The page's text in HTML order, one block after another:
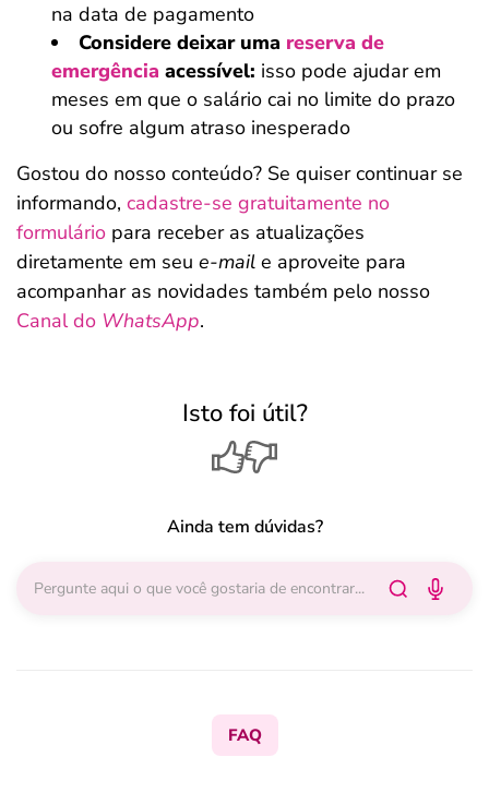
na data de pagamento
Considere deixar uma reserva de
emergência acessível: isso pode ajudar em
meses em que o salário cai no limite do prazo
ou sofre algum atraso inesperado
Gostou do nosso conteúdo? Se quiser continuar se
informando, cadastre-se gratuitamente no
formulário para receber as atualizações
diretamente em seu e-mail e aproveite para
acompanhar as novidades também pelo nosso
Canal do WhatsApp.
Isto foi útil?
Ainda tem dúvidas?
FAQ